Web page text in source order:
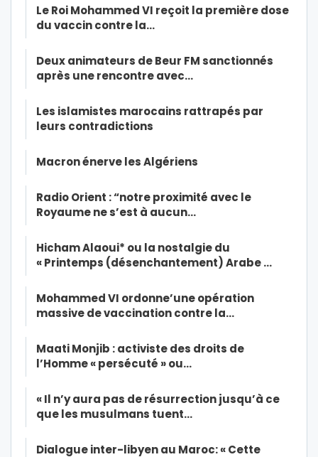
Le Roi Mohammed VI reçoit la première dose
du vaccin contre la…
Deux animateurs de Beur FM sanctionnés
après une rencontre avec…
Les islamistes marocains rattrapés par
leurs contradictions
Macron énerve les Algériens
Radio Orient : “notre proximité avec le
Royaume ne s’est à aucun…
Hicham Alaoui* ou la nostalgie du
« Printemps (désenchantement) Arabe …
Mohammed VI ordonne’une opération
massive de vaccination contre la…
Maati Monjib : activiste des droits de
l’Homme « persécuté » ou…
« Il n’y aura pas de résurrection jusqu’à ce
que les musulmans tuent…
Dialogue inter-libyen au Maroc: « Cette